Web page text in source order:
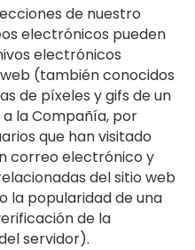
de nuestro
electrónicos pueden
electrónicos
(también conocidos
de píxeles y gifs de un
la Compañía, por
que han visitado
correo electrónico y
del sitio web
la popularidad de una
de la
servidor).